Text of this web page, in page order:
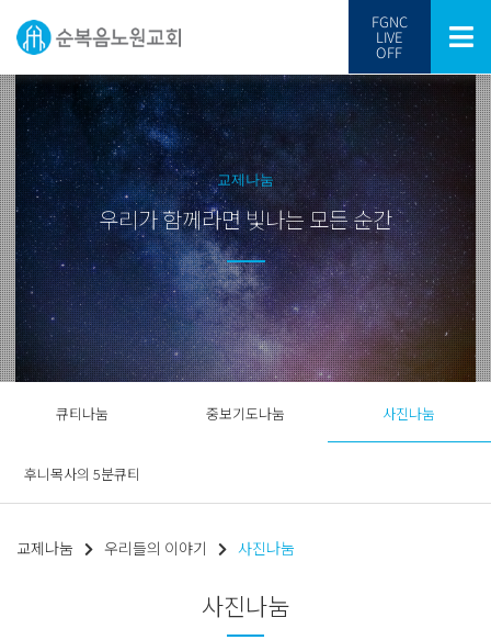
FGNC
LIVE
OFF
교제나눔
우리가 함께라면 빛나는 모든 순간
큐티나눔 중보기도나눔 사진나눔
후니목사의 5분큐티
교제나눔 우리들의 이야기 사진나눔
사진나눔